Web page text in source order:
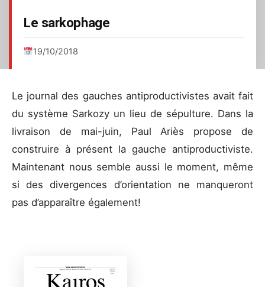
Le sarkophage
19/10/2018
Le journal des gauches antiproductivistes avait fait
du système Sarkozy un lieu de sépulture. Dans la
livraison de mai-juin, Paul Ariès propose de
construire à présent la gauche antiproductiviste.
Maintenant nous semble aussi le moment, même
si des divergences d’orientation ne manqueront
pas d’apparaître également!